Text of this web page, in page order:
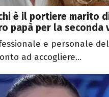
è il portiere marito
papà per la seconda
e personale
ad accogliere...